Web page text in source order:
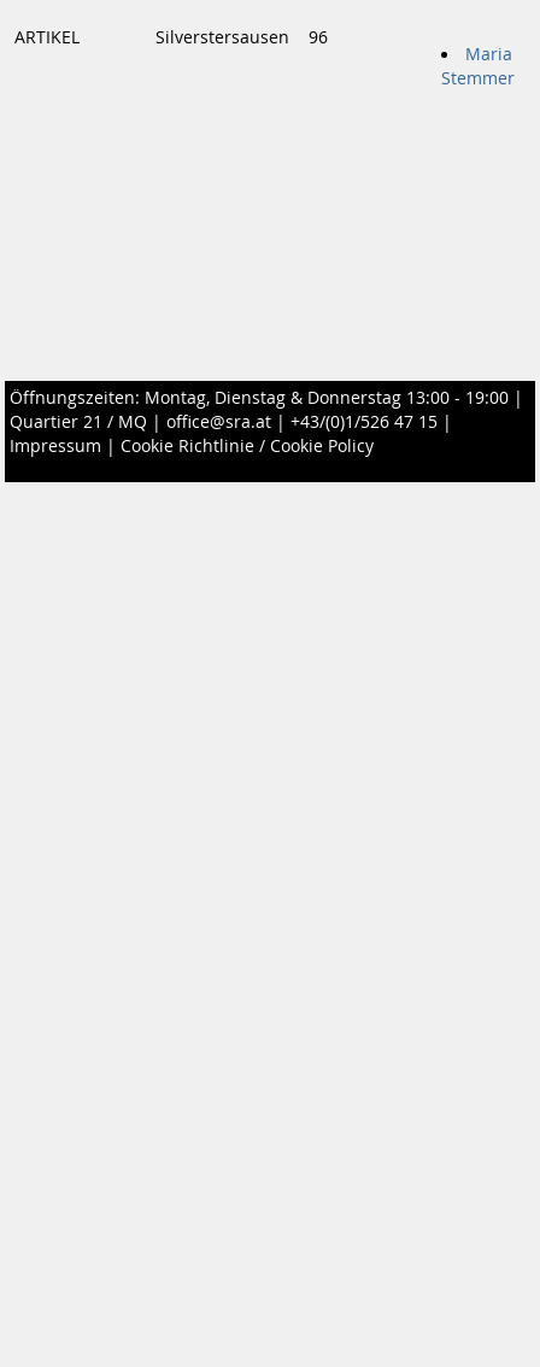
ARTIKEL Silverstersausen 96
Maria
Stemmer
Öffnungszeiten: Montag, Dienstag & Donnerstag 13:00 - 19:00 |
Quartier 21 / MQ | office@sra.at | +43/(0)1/526 47 15 |
Impressum | Cookie Richtlinie / Cookie Policy